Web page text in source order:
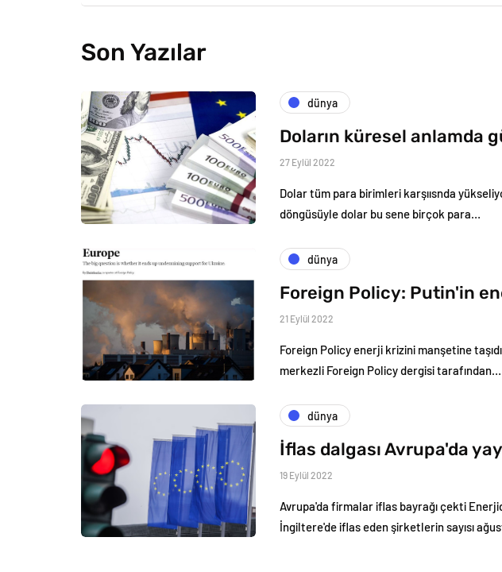
Son Yazılar
dünya
Doların küresel anlamda
27 Eylül 2022
Dolar tüm para birimleri karşıısnda
döngüsüyle dolar bu sene birçok para…
dünya
Foreign Policy: Putin'in
21 Eylül 2022
Foreign Policy enerji krizini manşetine
merkezli Foreign Policy dergisi tarafından…
dünya
İflas dalgası Avrupa'da
19 Eylül 2022
Avrupa'da firmalar iflas bayrağı çekti
İngiltere'de iflas eden şirketlerin sayısı